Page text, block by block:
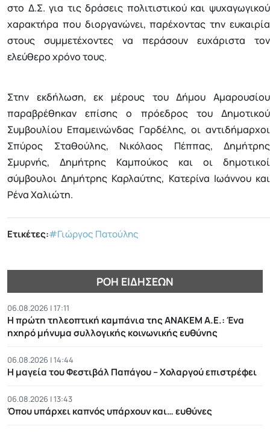
στο Δ.Σ. για τις δράσεις πολιτιστικού και ψυχαγωγικού
χαρακτήρα που διοργανώνει, παρέχοντας την ευκαιρία
στους συμμετέχοντες να περάσουν ευχάριστα τον
ελεύθερο χρόνο τους.
Στην εκδήλωση, εκ μέρους του Δήμου Αμαρουσίου
παραβρέθηκαν επίσης ο πρόεδρος του Δημοτικού
Συμβουλίου Επαμεινώνδας Γαρδέλης, οι αντιδήμαρχοι
Σπύρος Σταθούλης, Νικόλαος Πέππας, Δημήτρης
Σμυρνής, Δημήτρης Καμπούκος και οι δημοτικοί
σύμβουλοι Δημήτρης Καρλαύτης, Κατερίνα Ιωάννου και
Ρένα Χαλιώτη.
Ετικέτες:#Γιώργος Πατούλης
ΡΟΉ ΕΙΔΉΣΕΩΝ
06.08.2026 | 17:11
Η πρώτη τηλεοπτική καμπάνια της ΑΝΑΚΕΜ Α.Ε.: Ένα
ηχηρό μήνυμα συλλογικής κοινωνικής ευθύνης
06.08.2026 | 14:44
Η μαγεία του Φεστιβάλ Παπάγου – Χολαργού επιστρέφει
06.08.2026 | 13:43
Όπου υπάρχει καπνός υπάρχουν και… ευθύνες